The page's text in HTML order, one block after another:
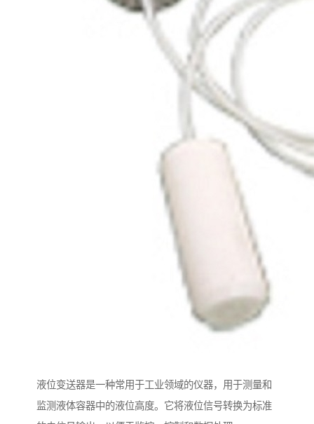
液位变送器是一种常用于工业领域的仪器，用于测量和
监测液体容器中的液位高度。它将液位信号转换为标准